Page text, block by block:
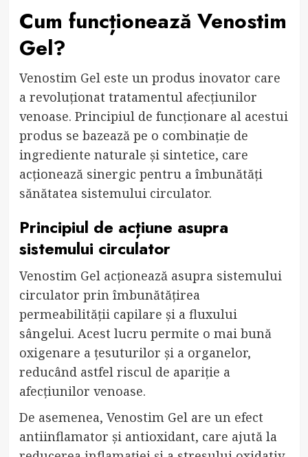
Cum funcționează Venostim
Gel?
Venostim Gel este un produs inovator care
a revoluționat tratamentul afecțiunilor
venoase. Principiul de funcționare al acestui
produs se bazează pe o combinație de
ingrediente naturale și sintetice, care
acționează sinergic pentru a îmbunătăți
sănătatea sistemului circulator.
Principiul de acțiune asupra
sistemului circulator
Venostim Gel acționează asupra sistemului
circulator prin îmbunătățirea
permeabilității capilare și a fluxului
sângelui. Acest lucru permite o mai bună
oxigenare a țesuturilor și a organelor,
reducând astfel riscul de apariție a
afecțiunilor venoase.
De asemenea, Venostim Gel are un efect
antiinflamator și antioxidant, care ajută la